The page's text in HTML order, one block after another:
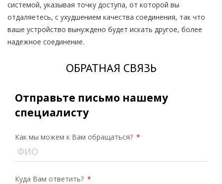
системой, указывая точку доступа, от которой вы
отдаляетесь, с ухудшением качества соединения, так что
ваше устройство вынуждено будет искать другое, более
надежное соединение.
ОБРАТНАЯ СВЯЗЬ
Отправьте письмо нашему
специалисту
Как мы можем к Вам обращаться? *
Куда Вам ответить? *